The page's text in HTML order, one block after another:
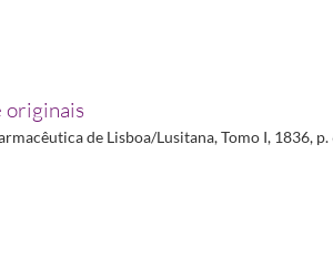
originais
de Lisboa/Lusitana, Tomo I, 1836, p.